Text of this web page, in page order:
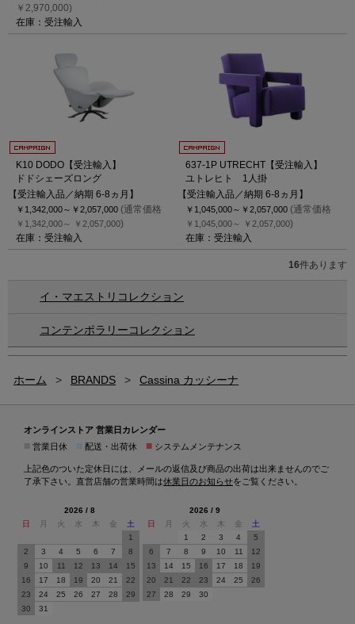
￥2,970,000)
在庫：受注輸入
K10 DODO【受注輸入】
ドドシェーズロング
【受注輸入品／納期 6-8ヵ月】
￥1,342,000～ ￥2,057,000 (通常価格
￥1,342,000～ ￥2,057,000)
在庫：受注輸入
637-1P UTRECHT【受注輸入】
ユトレヒト 1人掛
【受注輸入品／納期 6-8ヵ月】
￥1,045,000～ ￥2,057,000 (通常価格
￥1,045,000～ ￥2,057,000)
在庫：受注輸入
16件あります
イ・マエストリコレクション
コンテンポラリーコレクション
ホーム > BRANDS > Cassina カッシーナ
オンラインストア 営業日カレンダー
営業日休 配送・出荷休 ■ システムメンテナンス
上記色のついた定休日には、メールの返信及び商品の出荷は出来ませんのでご
了承下さい。直営店舗の営業時間は休業日のお知らせをご覧ください。
2026 / 8
日
月 火 水 木 金
土
1
2
3 4 5 6 7
8
9
10 11 12 13 14
15
16
17 18 19 20 21
22
23
24 25 26 27 28
29
30
31
2026 / 9
日
月 火 水 木 金
土
1
2 3 4
5
6
7 8 9 10 11
12
13
14 15 16 17 18
19
20
21 22 23 24 25
26
27
28 29 30